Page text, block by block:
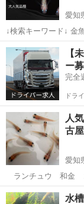
愛知
↓検索
ラ 観賞魚 鉄魚…
愛知 名古屋市
【
ー
完全
ドラ
人
古
愛知
ランチュウ 和金
アリウム 水槽 鯉
愛知 名古屋市
水